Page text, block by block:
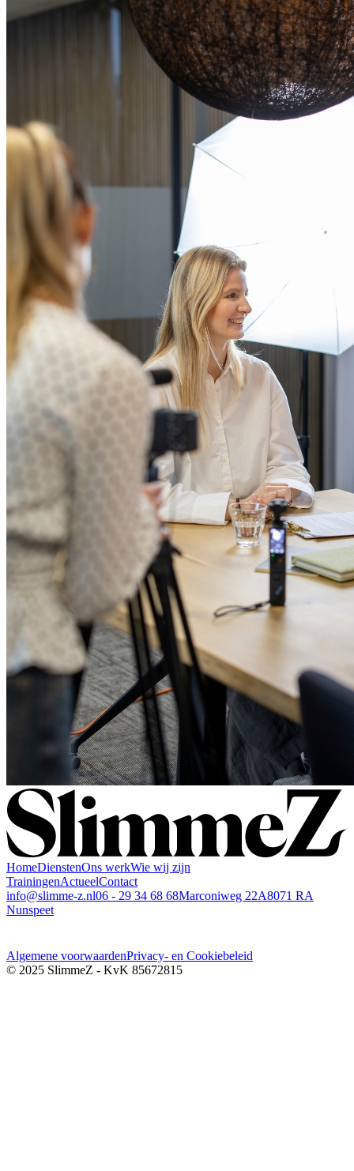
HomeDienstenOns werkWie wij zijn
TrainingenActueelContact
info@slimme-z.nl06 - 29 34 68 68Marconiweg 22A8071 RA
Nunspeet
Algemene voorwaardenPrivacy- en Cookiebeleid
© 2025 SlimmeZ - KvK 85672815